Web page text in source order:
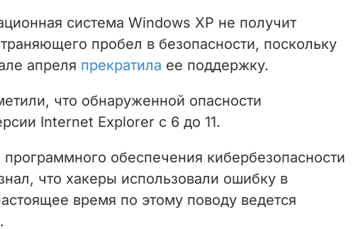
i
d
e
o
система Windows XP не получит
пробел в безопасности, поскольку
апреля прекратила ее поддержку.
что обнаруженной опасности
Internet Explorer с 6 до 11.
обеспечения кибербезопасности
что хакеры использовали ошибку в
время по этому поводу ведется